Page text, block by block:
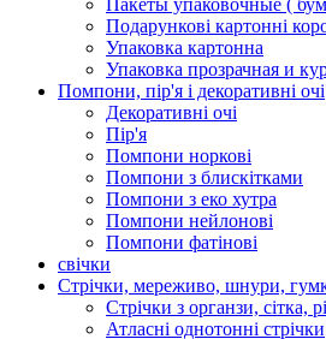
Пакеты упаковочные (
Подарункові картонні
Упаковка картонна
Упаковка прозрачная и
Помпони, пір'я і декоративні очі
Декоративні очі
Пір'я
Помпони норкові
Помпони з блискітками
Помпони з еко хутра
Помпони нейлонові
Помпони фатінові
свічки
Стрічки, мереживо, шнури,
Стрічки з органзи, сітка,
Атласні однотонні стрічки